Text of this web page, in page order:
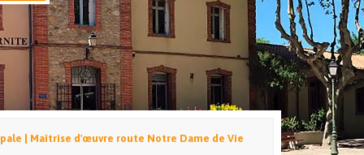
| Maîtrise d'œuvre route Notre Dame de Vie